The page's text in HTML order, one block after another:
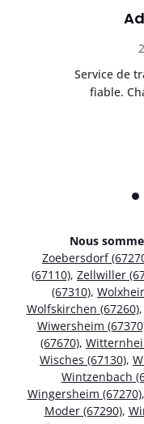
Service de
fiable.
Nous
Zoebersdorf
(67110), Zellwiller
(67310),
Wolfskirchen (67260),
Wiwersheim
(67670),
Wisches (67130),
Wintzenbach
Wingersheim (67270),
Moder (67290),